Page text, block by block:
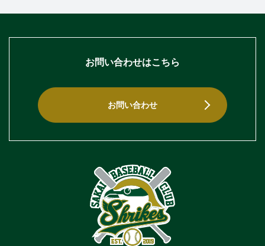
お問い合わせはこちら
お問い合わせ